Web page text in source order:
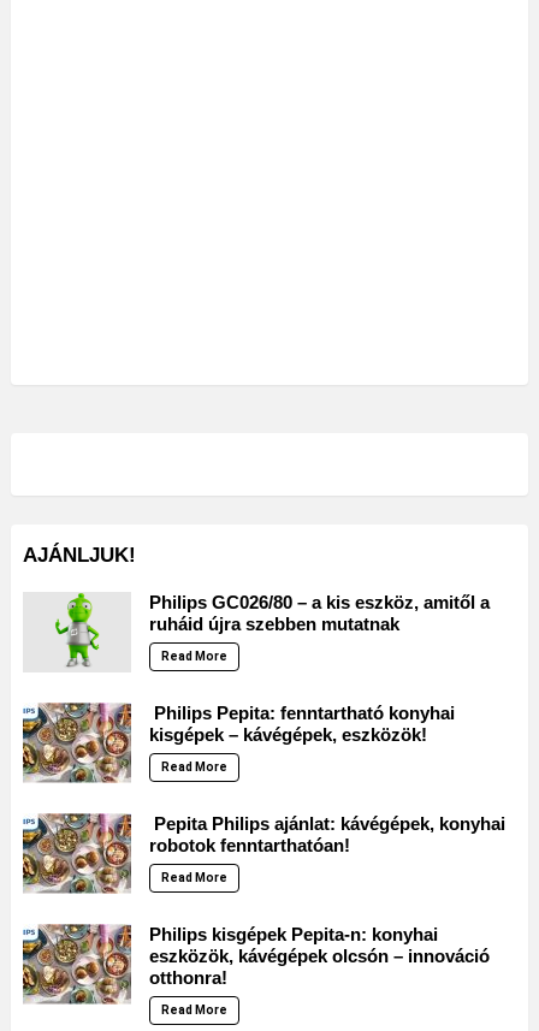
AJÁNLJUK!
Philips GC026/80 – a kis eszköz, amitől a
ruháid újra szebben mutatnak
Read More
Philips Pepita: fenntartható konyhai
kisgépek – kávégépek, eszközök!
Read More
Pepita Philips ajánlat: kávégépek, konyhai
robotok fenntarthatóan!
Read More
Philips kisgépek Pepita-n: konyhai
eszközök, kávégépek olcsón – innováció
otthonra!
Read More